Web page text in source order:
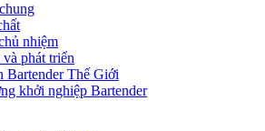
nhiệm
phát triển
Bartender Thế Giới
khởi nghiệp Bartender